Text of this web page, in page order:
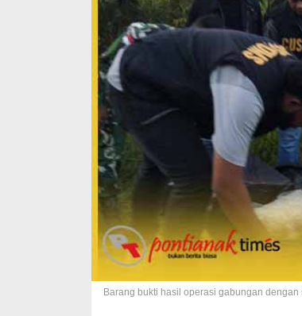
Barang bukti hasil operasi gabungan